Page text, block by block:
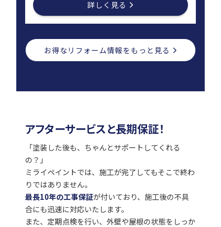
詳しく見る
お得なリフォーム情報をもっと見る
アフターサービスと長期保証！
「塗装した後も、ちゃんとサポートしてくれる
の？」
ミライペイントでは、施工が完了してもそこで終わ
りではありません。
最長10年の工事保証が付いており、施工後の不具
合にも迅速に対応いたします。
また、定期点検を行い、外壁や屋根の状態をしっか